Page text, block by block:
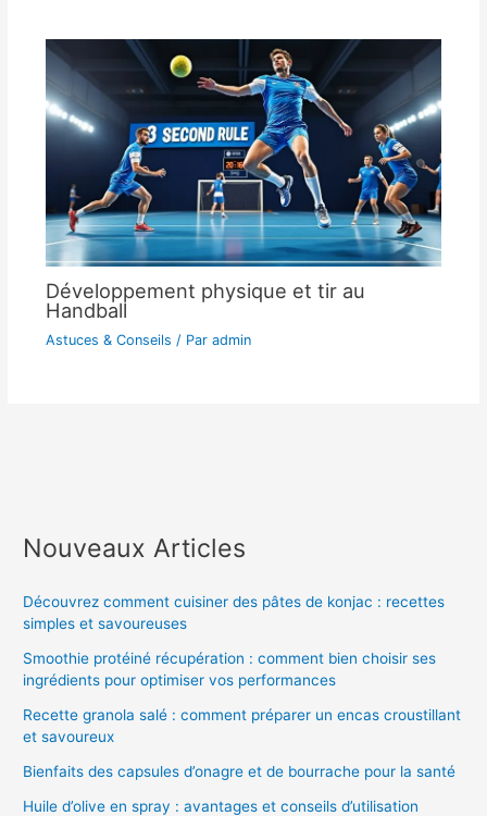
Développement physique et tir au
Handball
Astuces & Conseils / Par admin
Nouveaux Articles
Découvrez comment cuisiner des pâtes de konjac : recettes
simples et savoureuses
Smoothie protéiné récupération : comment bien choisir ses
ingrédients pour optimiser vos performances
Recette granola salé : comment préparer un encas croustillant
et savoureux
Bienfaits des capsules d’onagre et de bourrache pour la santé
Huile d’olive en spray : avantages et conseils d’utilisation